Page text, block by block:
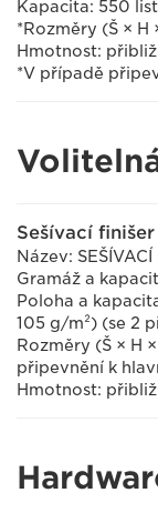
Kapacita: 550
*Rozměry (Š × H
Hmotnost:
*V případě
Sešívací finišer
Název: SEŠÍVACÍ
Gramáž a
Poloha a
105 g/m²) (se 2
Rozměry (Š × H
připevnění k
Hmotnost: